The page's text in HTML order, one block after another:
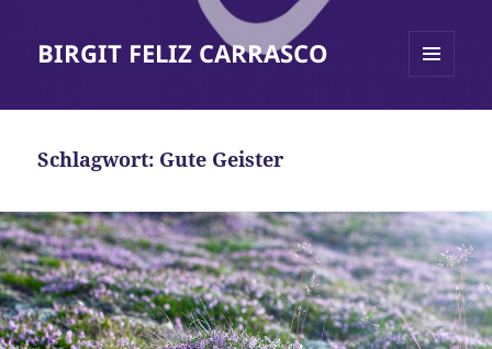
BIRGIT FELIZ CARRASCO
Schlagwort: Gute Geister